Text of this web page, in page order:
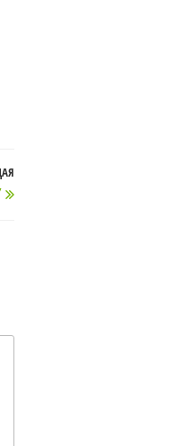
Следующая
запись